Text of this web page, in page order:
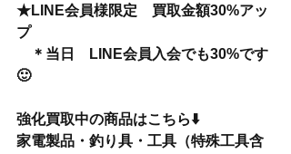
★LINE会員様限定　買取金額30%アッ
プ
＊当日　LINE会員入会でも30%です
🙂
強化買取中の商品はこちら⬇️
家電製品・釣り具・工具（特殊工具含